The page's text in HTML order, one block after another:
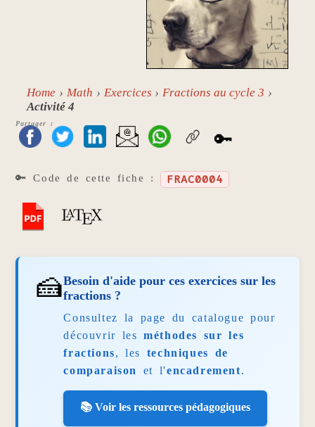
Home Math Exercices
Fractions au cycle 3
Activité 4
Partager :
🔑
🔑 Code de cette fiche : FRAC0004
🍰Besoin d'aide pour ces exercices sur les
fractions ?
Consultez la page du catalogue pour
découvrir lesméthodes sur les
fractions, les techniques de
comparaison
et l'encadrement.
📚 Voir les ressources pédagogiques